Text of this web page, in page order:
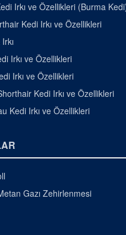
Irkı ve Özellikleri (Burma
Kedi Irkı ve Özellikleri
Irkı ve Özellikleri
Irkı ve Özellikleri
Kedi Irkı ve Özellikleri
Kedi Irkı ve Özellikleri
Gazı Zehirlenmesi